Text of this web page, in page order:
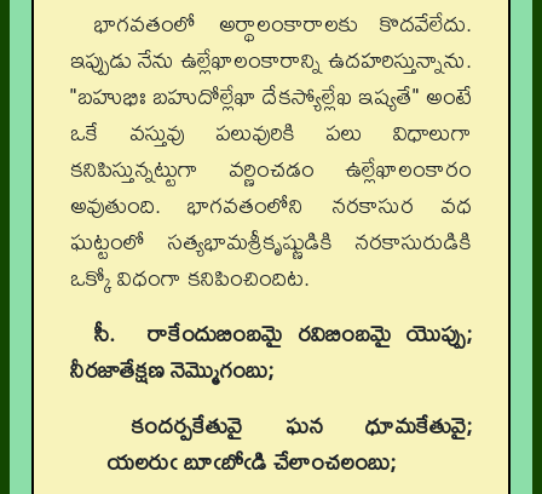
భాగవతంలో అర్థాలంకారాలకు కొదవేలేదు.
ఇప్పుడు నేను ఉల్లేఖాలంకారాన్ని ఉదహరిస్తున్నాను.
"బహుభిః బహుదోల్లేఖా దేకస్యోల్లేఖ ఇష్యతే" అంటే
ఒకే వస్తువు పలువురికి పలు విధాలుగా
కనిపిస్తున్నట్టుగా వర్ణించడం ఉల్లేఖాలంకారం
అవుతుంది. భాగవతంలోని నరకాసుర వధ
ఘట్టంలో సత్యభామశ్రీకృష్ణుడికి నరకాసురుడికి
ఒక్కో విధంగా కనిపించిందిట.
సీ. రాకేందుబింబమై రవిబింబమై యొప్పు;
నీరజాతేక్షణ నెమ్మొగంబు;
కందర్పకేతువై ఘన ధూమకేతువై;
యలరుఁ బూఁబోఁడి చేలాంచలంబు;